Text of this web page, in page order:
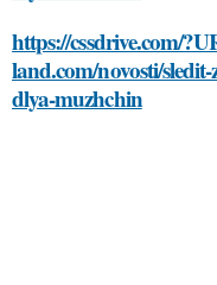
https://cssdrive.com/
land.com/novosti/
dlya-muzhchin